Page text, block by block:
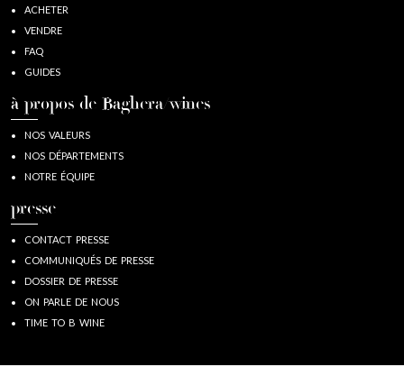
ACHETER
VENDRE
FAQ
GUIDES
à propos de Baghera/wines
NOS VALEURS
NOS DÉPARTEMENTS
NOTRE ÉQUIPE
presse
CONTACT PRESSE
COMMUNIQUÉS DE PRESSE
DOSSIER DE PRESSE
ON PARLE DE NOUS
TIME TO B WINE